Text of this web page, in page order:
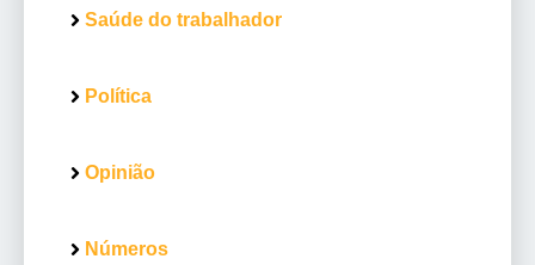
Saúde do trabalhador
Política
Opinião
Números